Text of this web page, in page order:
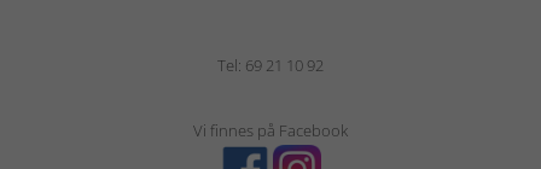
Tel: 69 21 10 92
Vi finnes på Facebook